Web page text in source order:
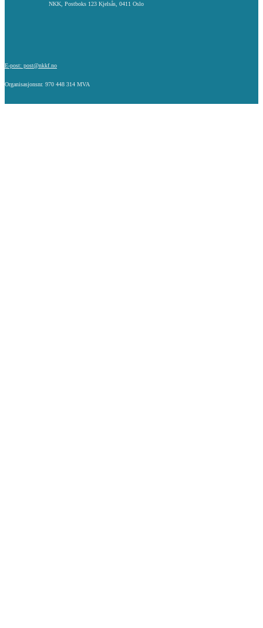
NKK, Postboks 123 Kjelsås, 0411 Oslo
E-post: post@nkkf.no
Organisasjonsnr. 970 448 314 MVA